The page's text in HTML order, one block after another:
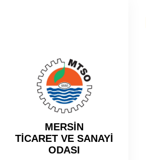
MERSİN
TİCARET VE SANAYİ
ODASI